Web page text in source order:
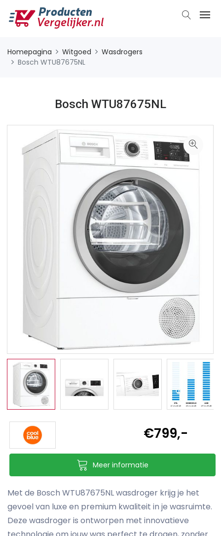
Homepagina Witgoed
Wasdrogers
Bosch WTU87675NL
Bosch WTU87675NL
€799,-
Meer informatie
Met de Bosch WTU87675NL wasdroger krijg je het
gevoel van luxe en premium kwaliteit in je wasruimte.
Deze wasdroger is ontworpen met innovatieve